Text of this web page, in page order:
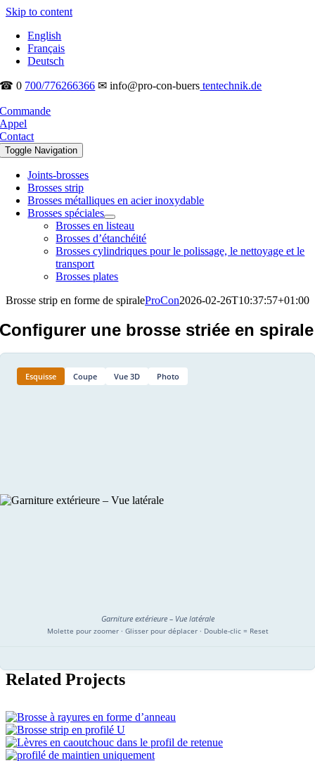
Skip to content
English
Français
Deutsch
☎ 0 700/776266366 ✉ info@pro-con-buers tentechnik.de
Commande
Appel
Contact
Toggle Navigation
Joints-brosses
Brosses strip
Brosses métalliques en acier inoxydable
Brosses spéciales
Brosses en listeau
Brosses d’étanchéité
Brosses cylindriques pour le polissage, le nettoyage et le
transport
Brosses plates
Brosse strip en forme de spiraleProCon2026-02-26T10:37:57+01:00
Configurer une brosse striée en spirale
Esquisse Coupe Vue 3D Photo
Garniture extérieure – Vue latérale
Molette pour zoomer · Glisser pour déplacer · Double-clic = Reset
Related Projects